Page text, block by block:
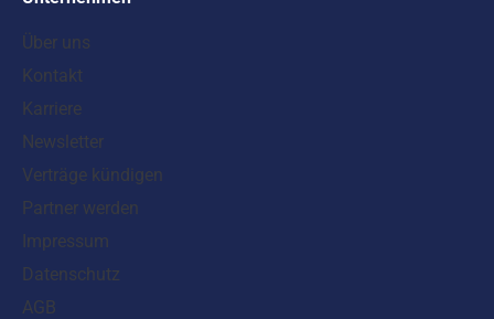
Über uns
Kontakt
Karriere
Newsletter
Verträge kündigen
Partner werden
Impressum
Datenschutz
AGB